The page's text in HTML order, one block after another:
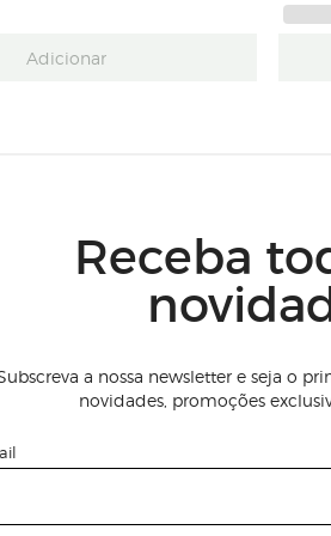
Adicionar
Receba
a nossa newsletter e seja o
novidades, promoções